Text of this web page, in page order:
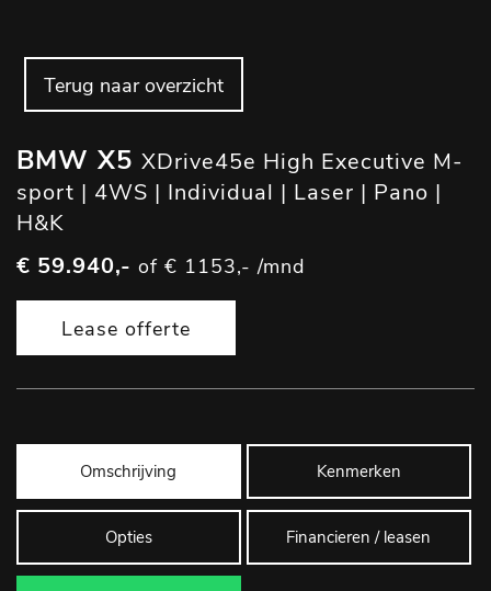
Terug naar overzicht
BMW X5 XDrive45e High Executive M-
sport | 4WS | Individual | Laser | Pano |
H&K
€ 59.940,- of € 1153,- /mnd
Lease offerte
Omschrijving Kenmerken
Opties Financieren / leasen